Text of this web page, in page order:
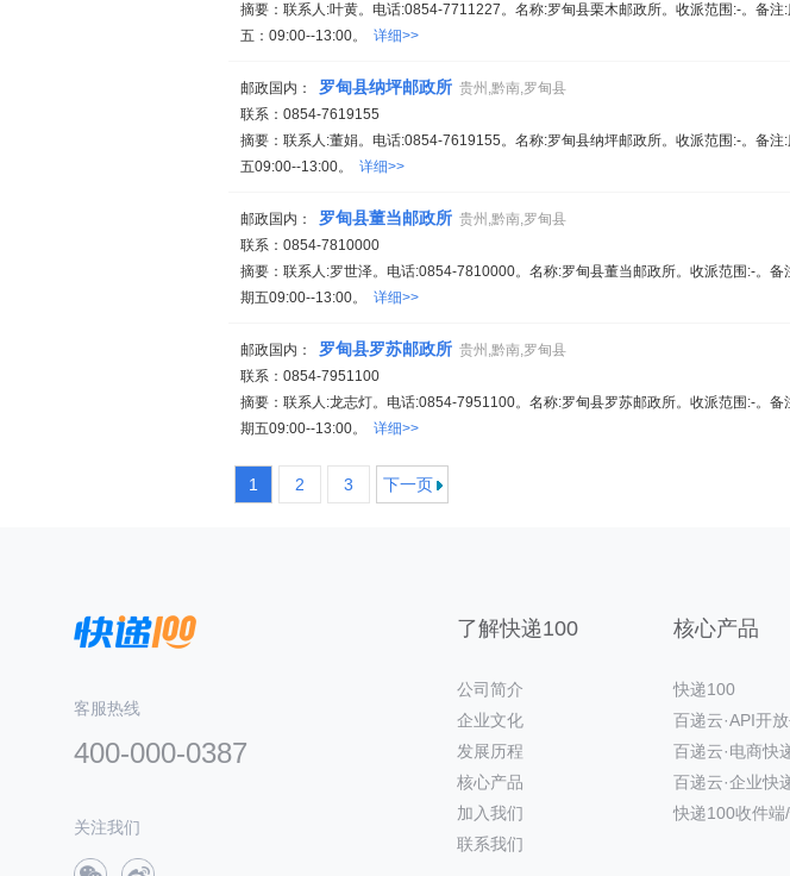
摘要：联系人:叶黄。电话:0854-7711227。名称:罗甸县栗木邮政所。收派范围:-。备注
五：09:00--13:00。 详细>>
邮政国内： 罗甸县纳坪邮政所 贵州,黔南,罗甸县
联系：0854-7619155
摘要：联系人:董娟。电话:0854-7619155。名称:罗甸县纳坪邮政所。收派范围:-。备注
五09:00--13:00。 详细>>
邮政国内： 罗甸县董当邮政所 贵州,黔南,罗甸县
联系：0854-7810000
摘要：联系人:罗世泽。电话:0854-7810000。名称:罗甸县董当邮政所。收派范围:-。备
期五09:00--13:00。 详细>>
邮政国内： 罗甸县罗苏邮政所 贵州,黔南,罗甸县
联系：0854-7951100
摘要：联系人:龙志灯。电话:0854-7951100。名称:罗甸县罗苏邮政所。收派范围:-。备
期五09:00--13:00。 详细>>
1 2 3 下一页
客服热线
400-000-0387
关注我们
了解快递100
公司简介
企业文化
发展历程
核心产品
加入我们
联系我们
核心产品
快递100
百递云·API开
百递云·电商快
百递云·企业快
快递100收件端